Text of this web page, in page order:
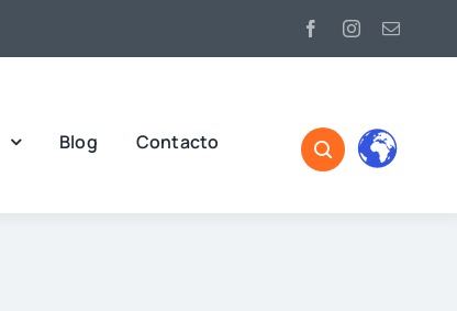
Blog Contacto